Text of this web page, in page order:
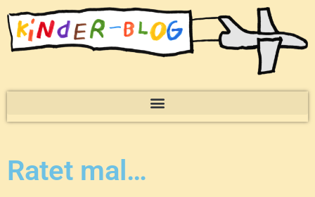
Ratet mal…